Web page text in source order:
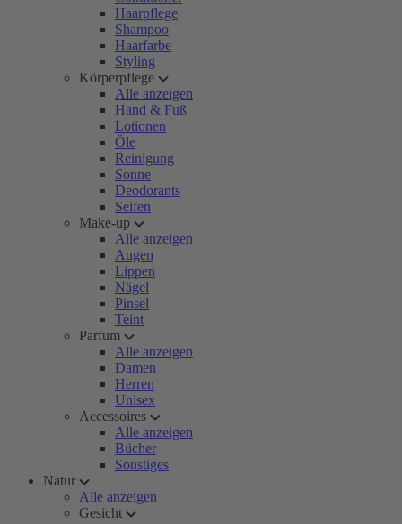
Haarpflege
Shampoo
Haarfarbe
Styling
Körperpflege
Alle anzeigen
Hand & Fuß
Lotionen
Öle
Reinigung
Sonne
Deodorants
Seifen
Make-up
Alle anzeigen
Augen
Lippen
Nägel
Pinsel
Teint
Parfum
Alle anzeigen
Damen
Herren
Unisex
Accessoires
Alle anzeigen
Bücher
Sonstiges
Natur
Alle anzeigen
Gesicht